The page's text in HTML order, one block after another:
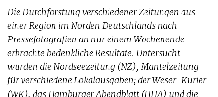
Die Durchforstung verschiedener Zeitungen aus
einer Region im Norden Deutschlands nach
Pressefotografien an nur einem Wochen­ende
erbrachte bedenkliche Resultate. Untersucht
wurden die Nordseezeitung (NZ), Mantelzeitung
für verschiedene Lokalaus­gaben; der Weser-Kurier
(WK), das Hamburger Abendblatt (HHA) und die